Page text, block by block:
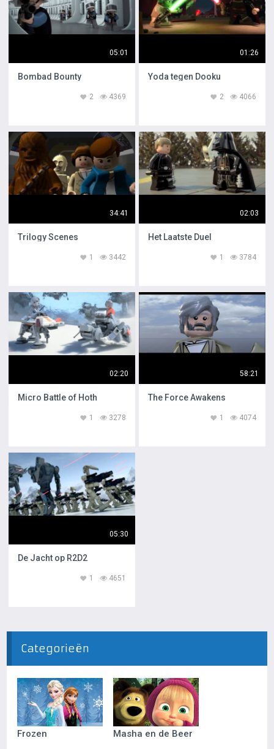
05:01
Bombad Bounty
4369
2
01:26
Yoda tegen Dooku
4066
2
34:41
Trilogy Scenes
3442
1
02:03
Het Laatste Duel
3784
1
02:20
Micro Battle of Hoth
3278
1
58:21
The Force Awakens
4074
1
05:30
De Jacht op R2D2
4651
1
Categorieën
Frozen Masha en de Beer